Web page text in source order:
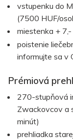
vstupenku do
(7500 HUF/
miestenka +
poistenie
informujte sa v
Prémiová
270-stupňová
Zwackovcov a
minút)
prehliadka